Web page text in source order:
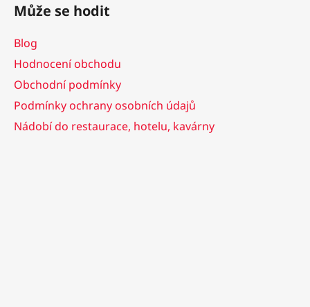
Může se hodit
Blog
Hodnocení obchodu
Obchodní podmínky
Podmínky ochrany osobních údajů
Nádobí do restaurace, hotelu, kavárny